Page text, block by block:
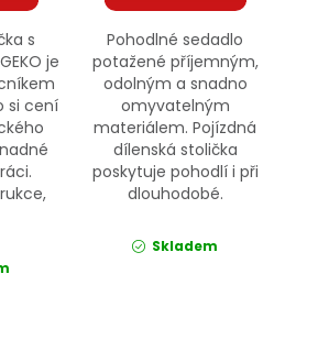
s
je
si cení
Pohodlné sedadlo
potažené příjemným,
odolným a snadno
omyvatelným
materiálem. Pojízdná
dílenská stolička
poskytuje pohodlí i při
dlouhodobé.
Skladem